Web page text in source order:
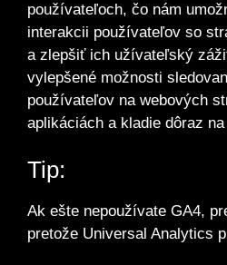
používateľoch, čo nám
interakcii používateľov so
a zlepšiť ich užívateľský
vylepšené možnosti
používateľov na webových
aplikáciách a kladie dôraz
Tip:
Ak ešte nepoužívate GA4,
pretože Universal Analytics